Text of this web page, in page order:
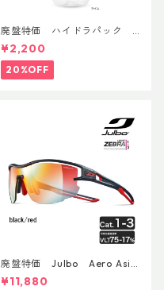
廃盤特価 ハイドラパック
リーコン ツイスト＆シップ 50
0ml
¥2,200
20%OFF
廃盤特価 Julbo Aero Asia
nFit
¥11,880